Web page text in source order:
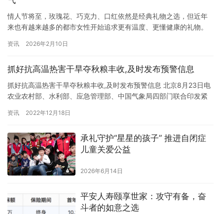
情人节将至，玫瑰花、巧克力、口红依然是经典礼物之选，但近年
来也有越来越多的都市女性开始追求更有温度、更懂健康的礼物。
状态的贴心关怀。哈药旗下朴雪®铁锌多种维生素颗粒，正以“高含
为需要补充铁、锌及多种维生素的成年女性设计的保健食品，每袋
含15…
资讯 2026年2月10日
抓好抗高温热害干旱夺秋粮丰收,及时发布预警信息
抓好抗高温热害干旱夺秋粮丰收,及时发布预警信息 北京8月23日电
农业农村部、水利部、应急管理部、中国气象局四部门联合印发紧
打赢抗高温热害干旱夺秋粮丰收保卫战。 通知要求，各级农业农
细精准调度灾情、研判影响，及时发布预警信息。 通知强调，水利
部…
资讯 2022年12月18日
承礼守护“星星的孩子” 推进自闭症
儿童关爱公益
2026年6月14日
平安人寿颐享世家：攻守有备，奋
斗者的如意之选